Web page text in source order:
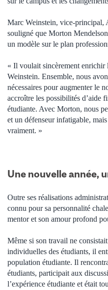
Marc Weinstein, vice-principal,
souligné que Morton
un modèle sur le plan
« Il voulait sincèrement enrichir
Weinstein. Ensemble, nous
nécessaires pour augmenter le
accroître les possibilités d’aide
étudiante. Avec Morton, nous
et un défenseur infatigable,
vraiment. »
Une nouvelle année,
Outre ses réalisations
connu pour sa personnalité
mentor et son amour profond
Même si son travail ne
individuelles des étudiants, il
population étudiante. Il
étudiants, participait aux
l’expérience étudiante et était